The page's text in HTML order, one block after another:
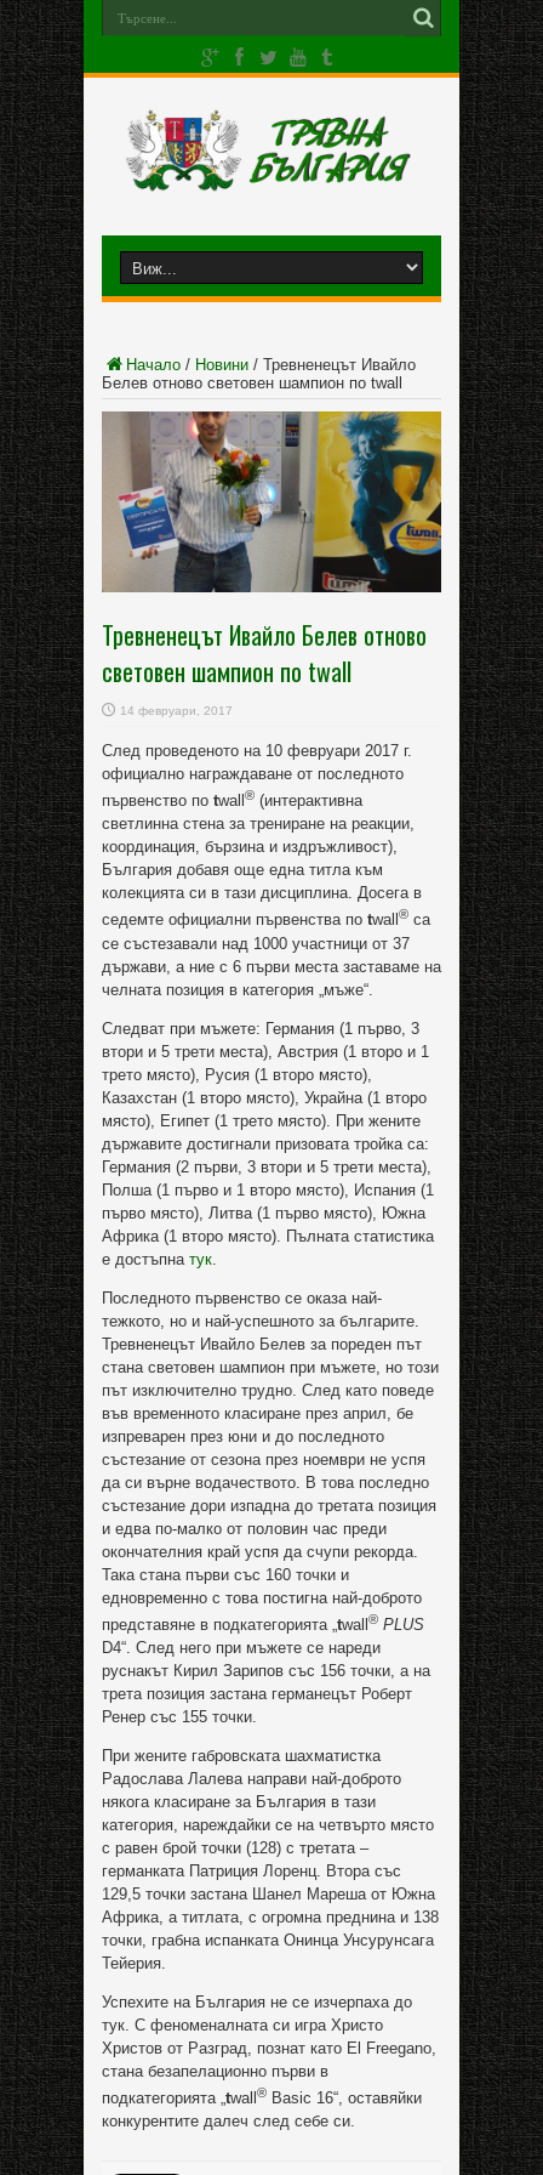
Начало / Новини / Тревненецът Ивайло
Белев отново световен шампион по twall
Тревненецът Ивайло Белев отново
световен шампион по twall
14 февруари, 2017
След проведеното на 10 февруари 2017 г.
официално награждаване от последното
първенство по twall ® (интерактивна
светлинна стена за трениране на реакции,
координация, бързина и издръжливост),
България добавя още една титла към
колекцията си в тази дисциплина. Досега в
седемте официални първенства по twall ® са
се състезавали над 1000 участници от 37
държави, а ние с 6 първи места заставаме на
челната позиция в категория „мъже“.
Следват при мъжете: Германия (1 първо, 3
втори и 5 трети места), Австрия (1 второ и 1
трето място), Русия (1 второ място),
Казахстан (1 второ място), Украйна (1 второ
място), Египет (1 трето място). При жените
държавите достигнали призовата тройка са:
Германия (2 първи, 3 втори и 5 трети места),
Полша (1 първо и 1 второ място), Испания (1
първо място), Литва (1 първо място), Южна
Африка (1 второ място). Пълната статистика
е достъпна тук
Последното първенство се оказа най-
тежкото, но и най-успешното за българите.
Тревненецът Ивайло Белев за пореден път
стана световен шампион при мъжете, но този
път изключително трудно. След като поведе
във временното класиране през април, бе
изпреварен през юни и до последното
състезание от сезона през ноември не успя
да си върне водачеството. В това последно
състезание дори изпадна до третата позиция
и едва по-малко от половин час преди
окончателния край успя да счупи рекорда.
Така стана първи със 160 точки и
едновременно с това постигна най-доброто
представяне в подкатегорията „twall ® PLUS
D4“. След него при мъжете се нареди
руснакът Кирил Зарипов със 156 точки, а на
трета позиция застана германецът Роберт
Ренер със 155 точки.
При жените габровската шахматистка
Радослава Лалева направи най-доброто
някога класиране за България в тази
категория, нареждайки се на четвърто място
с равен брой точки (128) с третата –
германката Патриция Лоренц. Втора със
129,5 точки застана Шанел Мареша от Южна
Африка, а титлата, с огромна преднина и 138
точки, грабна испанката Онинца Унсурунсага
Тейерия.
Успехите на България не се изчерпаха до
тук. С феноменалната си игра Христо
Христов от Разград, познат като El Freegano,
стана безапелационно първи в
подкатегорията „twall ® Basic 16“, оставяйки
конкурентите далеч след себе си.